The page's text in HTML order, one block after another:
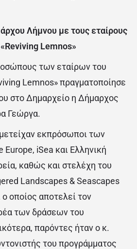
Λήμνου με τους εταίρους
Lemnos»
των εταίρων του
Lemnos» πραγματοποίησε
στο Δημαρχείο η Δήμαρχος
Γεώργα.
εκπρόσωποι των
iSea και Ελληνική
καθώς και στελέχη του
Landscapes & Seascapes
οποίος αποτελεί τον
των δράσεων του
παρόντες ήταν ο κ.
του προγράμματος